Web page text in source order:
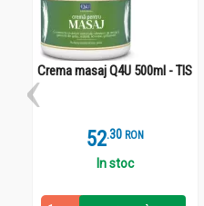
Crema masaj Q4U 500ml - TIS
52.3 RON
In stoc